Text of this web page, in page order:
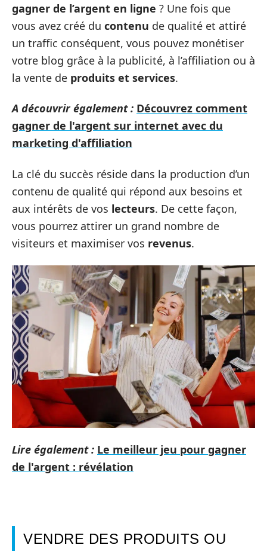
gagner de l’argent en ligne ? Une fois que
vous avez créé du contenu de qualité et attiré
un traffic conséquent, vous pouvez monétiser
votre blog grâce à la publicité, à l’affiliation ou à
la vente de produits et services.
A découvrir également : Découvrez comment
gagner de l'argent sur internet avec du
marketing d'affiliation
La clé du succès réside dans la production d’un
contenu de qualité qui répond aux besoins et
aux intérêts de vos lecteurs. De cette façon,
vous pourrez attirer un grand nombre de
visiteurs et maximiser vos revenus.
Lire également : Le meilleur jeu pour gagner
de l'argent : révélation
VENDRE DES PRODUITS OU